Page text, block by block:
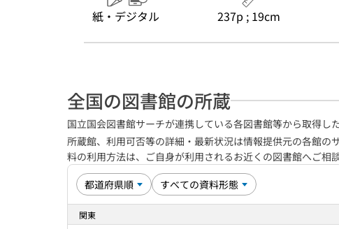
紙・デジタル 237p ; 19cm
全国の図書館の所蔵
国立国会図書館サーチが連携している各図書館等から取得し
所蔵館、利用可否等の詳細・最新状況は情報提供元の各館
料の利用方法は、ご自身が利用されるお近くの図書館へご相
関東